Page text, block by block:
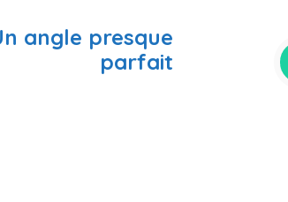
angle presque
parfait